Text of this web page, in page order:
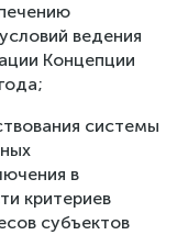
ведения
Концепции
системы
в
критериев
субъектов